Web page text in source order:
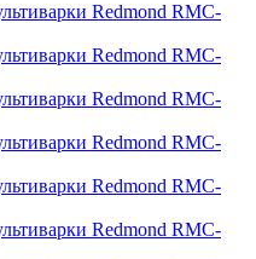
Redmond RMC-
Redmond RMC-
Redmond RMC-
Redmond RMC-
Redmond RMC-
Redmond RMC-